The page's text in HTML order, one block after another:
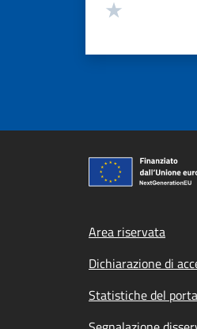
Footer
Area riservata
Dichiarazione di
Statistiche del